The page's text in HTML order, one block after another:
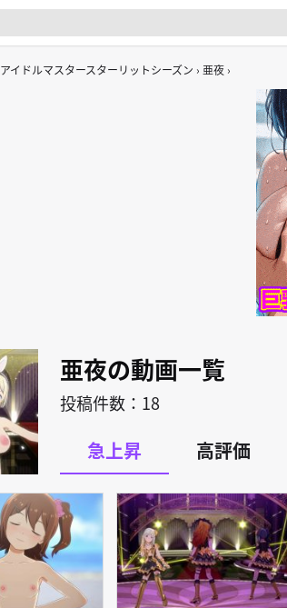
アイドルマスタースターリットシーズン 亜夜
亜夜の動画一覧
投稿件数：18
急上昇 高評価